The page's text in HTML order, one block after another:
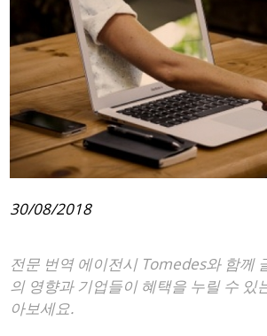
30/08/2018
전문 번역 에이전시 Tomedes와 함께
의 영향과 기업들이 혜택을 누릴 수 있
아보세요.